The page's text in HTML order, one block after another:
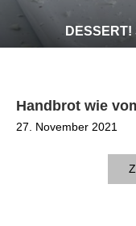
DESSERT!
Handbrot wie
27. November 2021